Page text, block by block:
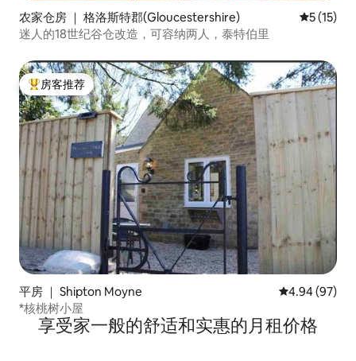
农家仓房 ｜ 格洛斯特郡(Gloucestershire) 平均评分
5 (15)
迷人的18世纪谷仓改造，可容纳两人，泰特伯里
热门「房客推荐」
房客推荐
平房 ｜ Shipton Moyne 平均评分 4.94
4.94 (97)
*核桃树小屋
享受家一般的舒适和实惠的月租价格